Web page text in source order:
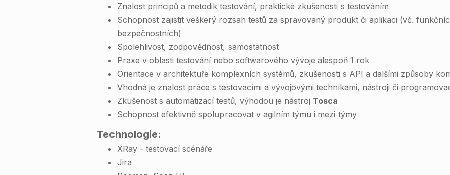
Znalost principů a metodik testování, praktické zkušenosti s testováním
Schopnost zajistit veškerý rozsah testů za spravovaný produkt či aplikaci (vč.
bezpečnostních)
Spolehlivost, zodpovědnost, samostatnost
Praxe v oblasti testování nebo softwarového vývoje alespoň 1 rok
Orientace v architektuře komplexních systémů, zkušenosti s API a dalšími způsoby
Vhodná je znalost práce s testovacími a vývojovými technikami, nástroji či
Zkušenost s automatizací testů, výhodou je nástroj Tosca
Schopnost efektivně spolupracovat v agilním týmu i mezi týmy
Technologie:
XRay - testovací scénáře
Jira